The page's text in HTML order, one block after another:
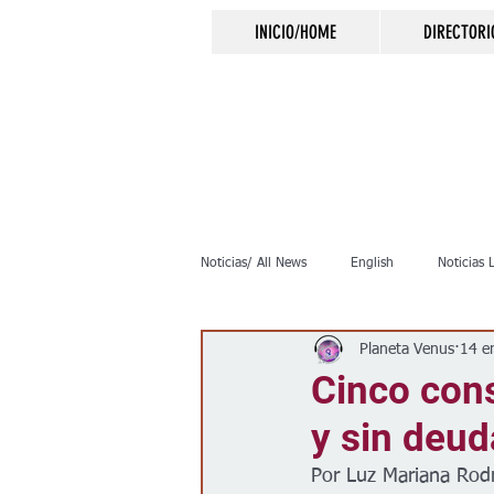
INICIO/HOME
Noticias/ All News English Noticias
Inmigración Crimen
Clima Vivienda
Cinco
y sin
Planeta Venus 14
Por Luz Mariana